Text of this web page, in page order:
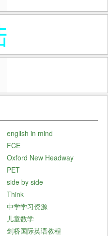
english in mind
FCE
Oxford New Headway
PET
side by side
Think
中学学习资源
儿童数学
剑桥国际英语教程